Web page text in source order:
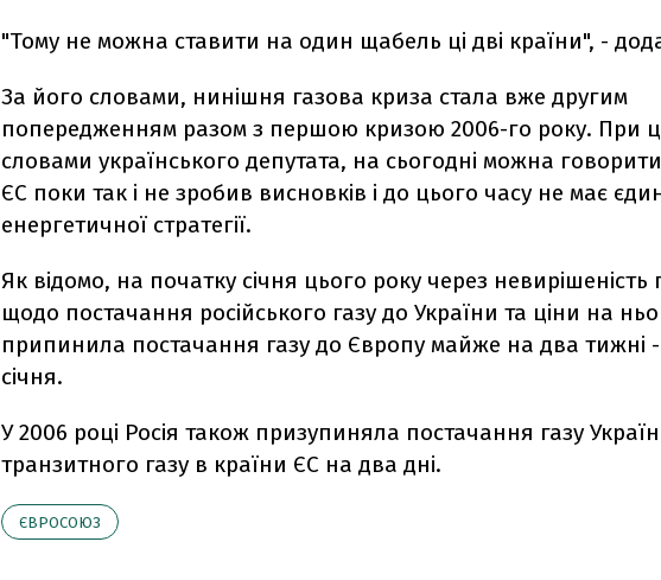
"Тому не можна ставити на один щабель ці дві країни", -
За його словами, нинішня газова криза стала вже другим
попередженням разом з першою кризою 2006-го року. При
словами українського депутата, на сьогодні можна
ЄС поки так і не зробив висновків і до цього часу не має
енергетичної стратегії.
Як відомо, на початку січня цього року через
щодо постачання російського газу до України та ціни на
припинила постачання газу до Європу майже на два тижні -
січня.
У 2006 році Росія також призупиняла постачання газу
транзитного газу в країни ЄС на два дні.
ЄВРОСОЮЗ